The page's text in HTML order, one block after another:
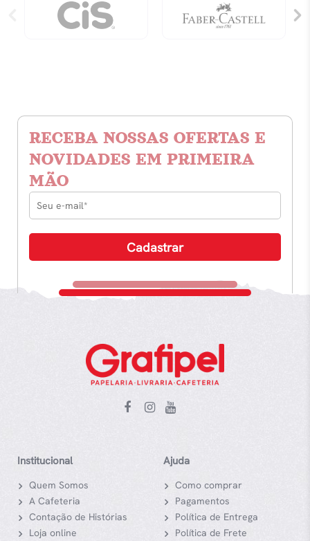
quantidade
RECEBA NOSSAS OFERTAS E
NOVIDADES EM PRIMEIRA
MÃO
Institucional
Quem Somos
A Cafeteria
Contação de Histórias
Loja online
Ajuda
Como comprar
Pagamentos
Política de Entrega
Política de Frete